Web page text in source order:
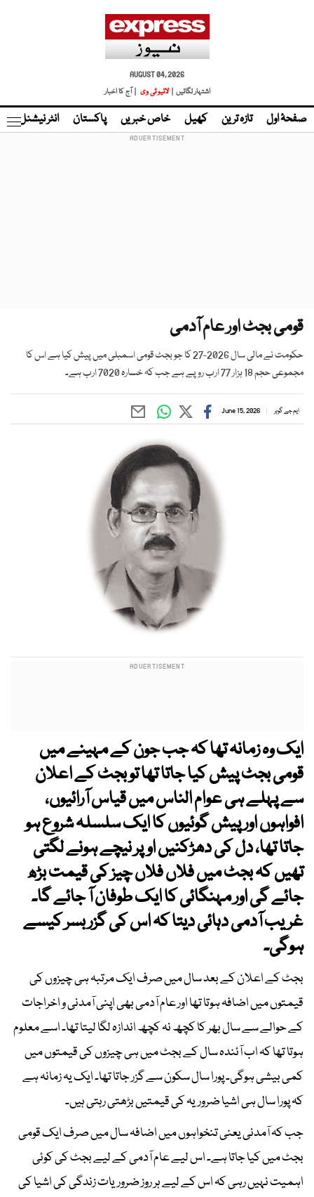
AUGUST 04, 2026
اشتہار لگائیں |
لائیو ٹی وی | آج کا اخبار
صفحۂ اول تازہ ترین کھیل خاص خبریں پاکستان انٹر نیشنل
قومی بجٹ اور عام آدمی
حکومت نے مالی سال 2026-27 کا جو بجٹ قومی اسمبلی میں پیش کیا ہے اس کا
مجموعی حجم 18 ہزار 77 ارب روپے ہے جب کہ خسارہ 7020 ارب ہے۔
ایم جے گوہر June 15, 2026
ایک وہ زمانہ تھا کہ جب جون کے مہینے میں
قومی بجٹ پیش کیا جاتا تھا تو بجٹ کے اعلان
سے پہلے ہی عوام الناس میں قیاس آرائیوں،
افواہوں اور پیش گوئیوں کا ایک سلسلہ شروع ہو
جاتا تھا، دل کی دھڑکنیں اوپر نیچے ہونے لگتی
تھیں کہ بجٹ میں فلاں فلاں چیز کی قیمت بڑھ
جائے گی اور مہنگائی کا ایک طوفان آ جائے گا۔
غریب آدمی دہائی دیتا کہ اس کی گزر بسر کیسے
ہوگی۔
بجٹ کے اعلان کے بعد سال میں صرف ایک مرتبہ ہی چیزوں کی
قیمتوں میں اضافہ ہوتا تھا اور عام آدمی بھی اپنی آمدنی و اخراجات
کے حوالے سے سال بھر کا کچھ نہ کچھ اندازہ لگا لیتا تھا۔ اسے معلوم
ہوتا تھا کہ اب آئندہ سال کے بجٹ میں ہی چیزوں کی قیمتوں میں
کمی بیشی ہوگی۔ پورا سال سکون سے گزر جاتا تھا۔ ایک یہ زمانہ ہے
کہ پورا سال ہی اشیا ضروریہ کی قیمتیں بڑھتی رہتی ہیں۔
جب کہ آمدنی یعنی تنخواہوں میں اضافہ سال میں صرف ایک قومی
بجٹ میں کیا جاتا ہے۔ اس لیے عام آدمی کے لیے بجٹ کی کوئی
اہمیت نہیں رہی کہ اس کے لیے ہر روز ضروریات زندگی کی اشیا کی